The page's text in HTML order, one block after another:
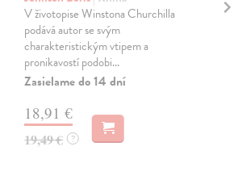
V životopise Winstona Churchilla
podává autor se svým
charakteristickým vtipem a
pronikavostí podobi...
Zasielame do 14 dní
18,91 €
19,49 € ?